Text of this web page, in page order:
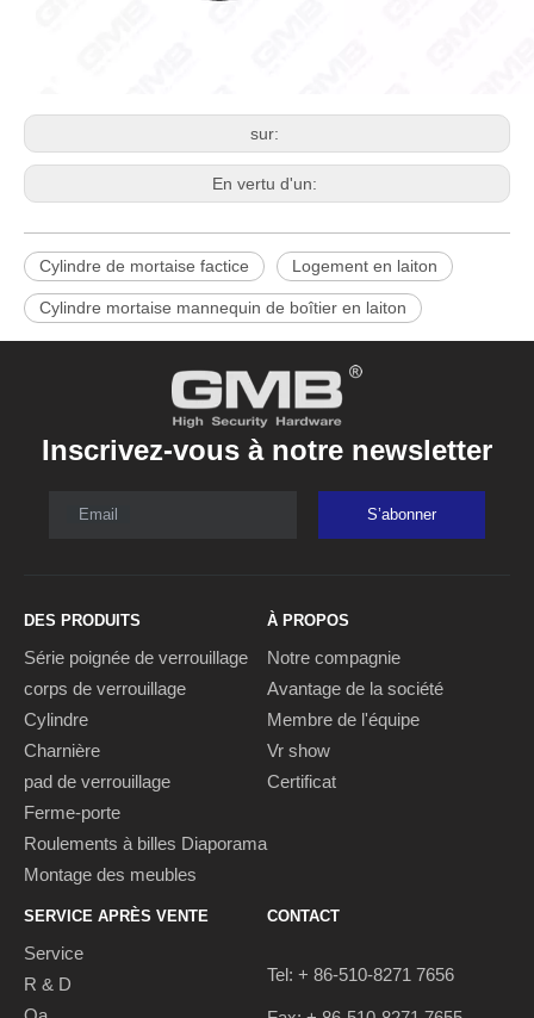
sur:
En vertu d'un:
Cylindre de mortaise factice Logement en laiton
Cylindre mortaise mannequin de boîtier en laiton
Inscrivez-vous à notre newsletter
Email S’abonner
DES PRODUITS
Série poignée de verrouillage
corps de verrouillage
Cylindre
Charnière
pad de verrouillage
Ferme-porte
Roulements à billes Diaporama
Montage des meubles
À PROPOS
Notre compagnie
Avantage de la société
Membre de l'équipe
Vr show
Certificat
SERVICE APRÈS VENTE
Service
R & D
CONTACT
Tel: + 86-510-8271 7656